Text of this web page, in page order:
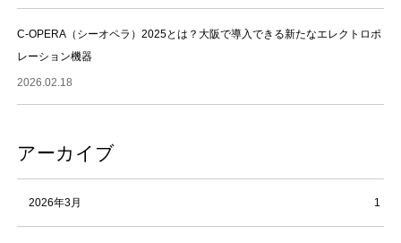
C-OPERA（シーオペラ）2025とは？大阪で導入できる新たなエレクトロポ
レーション機器
2026.02.18
アーカイブ
2026年3月 1